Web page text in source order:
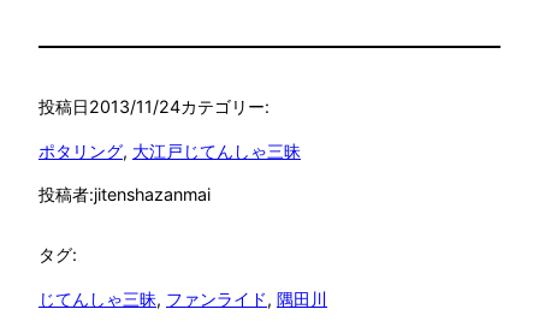
投稿日2013/11/24カテゴリー:
ポタリング, 大江戸じてんしゃ三昧
投稿者:jitenshazanmai
タグ:
じてんしゃ三昧, ファンライド, 隅田川